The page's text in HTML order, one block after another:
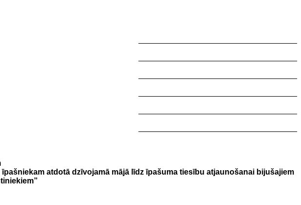
atdotā dzīvojamā mājā līdz īpašuma tiesību atjaunošanai bijušajiem
”